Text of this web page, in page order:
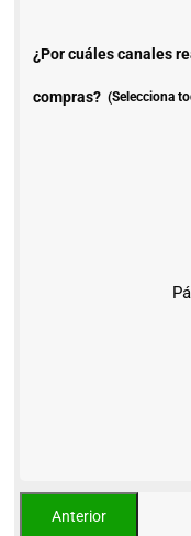
¿Por cuáles canales
compras? (Selecciona